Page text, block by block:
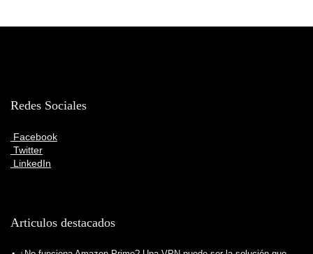
Redes Sociales
Facebook
Twitter
LinkedIn
Articulos destacados